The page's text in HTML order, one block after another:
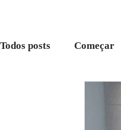
Todos posts Começar